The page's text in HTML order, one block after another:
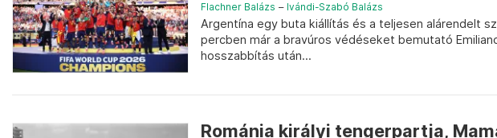
Flachner Balázs – Ivándi-Szabó Balázs
Argentína egy buta kiállítás és a teljesen alárendelt
percben már a bravúros védéseket bemutató
hosszabbítás után...
Románia királyi tengerpartja,